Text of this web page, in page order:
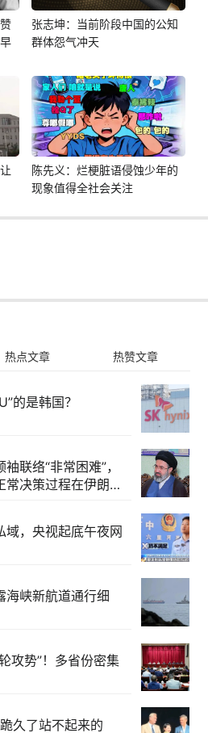
张志坤：当前阶段中国的公知
群体怨气冲天
陈先义：烂梗脏语侵蚀少年的
现象值得全社会关注
热点文章 热赞文章
的是韩国？
联络“非常困难”，
决策过程在伊朗内
域，央视起底午夜网
海峡新航道通行细
攻势”！多省份密集
久了站不起来的